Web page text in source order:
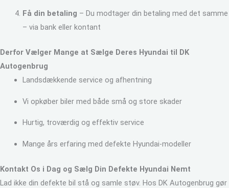
Få din betaling – Du modtager din betaling med det samme
– via bank eller kontant
Derfor Vælger Mange at Sælge Deres Hyundai til DK
Autogenbrug
Landsdækkende service og afhentning
Vi opkøber biler med både små og store skader
Hurtig, troværdig og effektiv service
Mange års erfaring med defekte Hyundai-modeller
Kontakt Os i Dag og Sælg Din Defekte Hyundai Nemt
Lad ikke din defekte bil stå og samle støv. Hos DK Autogenbrug gør